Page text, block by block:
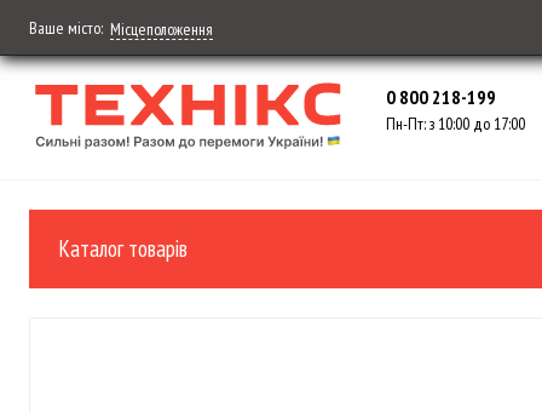
Ваше місто: Місцеположення
0 800 218-199
Пн-Пт: з 10:00 до 17:00
Каталог товарів